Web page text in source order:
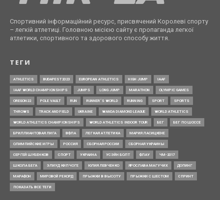
Спортивний інформаційний ресурс, присвячений Королеві спорту
– легкій атлетиці. Головною місією сайту є пропаганда легкої
атлетики, спортивного та здорового способу життя.
ТЕГИ
ATHLETICS BUDAPEST2023 EUROPEAN ATHLETICS HIGH JUMP IAAF
IAAF WORLD CHAMPIONSHIPS JUMPS LONG JUMP MARATHON OLYMPIC GAMES
OREGON22 POLE VAULT RUN RUNNER’S WORLD RUNNING SPORT SPORTS
THROWS TRACK AND FIELD UKRAINE WANDA DIAMOND LEAGUE WORLD ATHLETICS
WORLD ATHLETICS CHAMPIONSHIPS WORLD ATHLETICS INDOOR TOUR БЕГ БЕГ ПО ШОССЕ
БРИЛЛИАНТОВАЯ ЛИГА ВФЛА ЛЕГКАЯ АТЛЕТИКА МАРИЯ ЛАСИЦКЕНЕ
ОЛИМПИЙСКИЕ ИГРЫ РОССИЯ СБОРНАЯ РОССИИ СБОРНАЯ УКРАИНЫ
СЕРГЕЙ ШУБЕНКОВ СПОРТ УКРАИНА УСЭЙН БОЛТ ФЛАУ ЧМ-2017
ШКОЛА БЕГА ЭЛИУД КИПЧОГЕ ЮЛИЯ ЛЕВЧЕНКО ЯРОСЛАВА МАГУЧИХ ДОПИНГ
МАРАФОН МИРОВОЙ РЕКОРД ПРЫЖКИ В ВЫСОТУ ПРЫЖКИ С ШЕСТОМ СПРИНТ
ПОКАЗАТЬ ВСЕ ТЕГИ